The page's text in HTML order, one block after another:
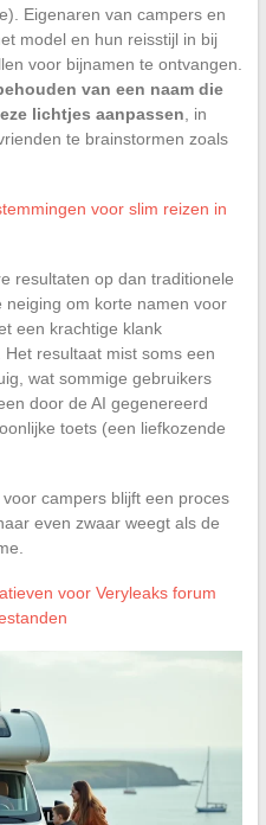
Eigenaren van campers en
model en hun reisstijl in bij
voor bijnamen te ontvangen.
van een naam die
lichtjes aanpassen , in
te brainstormen zoals
voor slim reizen in
resultaten op dan traditionele
neiging om korte namen voor
een krachtige klank
Het resultaat mist soms een
wat sommige gebruikers
door de AI gegenereerd
toets (een liefkozende
campers blijft een proces
even zwaar weegt als de
voor Veryleaks forum